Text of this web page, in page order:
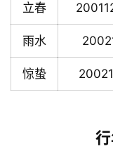
立春
雨水
惊蛰